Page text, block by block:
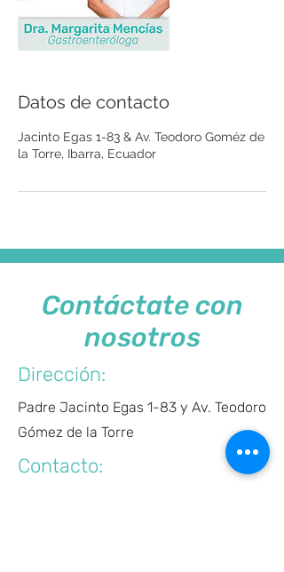
Datos de contacto
Jacinto Egas 1-83 & Av. Teodoro Goméz de
la Torre, Ibarra, Ecuador
Contáctate con
nosotros
Dirección:
Padre Jacinto Egas 1-83 y Av. Teodoro
Gómez de la Torre
Contacto: